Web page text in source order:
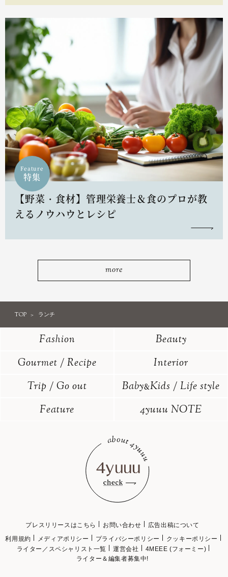
Feature
特集
【野菜・食材】管理栄養士＆食のプロが教
えるノウハウとレシピ
more
TOP ランチ
Fashion
Beauty
Gourmet / Recipe
Interior
Trip / Go out
Baby&Kids / Life style
Feature
4yuuu NOTE
プレスリリースはこちら お問い合わせ
広告出稿について
利用規約
メディアポリシー プライバシーポリシー
クッキーポリシー
ライター／スペシャリスト一覧
運営会社
4MEEE (フォーミー)
ライター＆編集者募集中!